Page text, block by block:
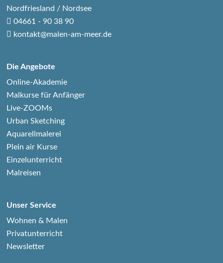
Nordfriesland / Nordsee
04661 - 90 38 90
kontakt@malen-am-meer.de
Die Angebote
Online-Akademie
Malkurse für Anfänger
Live-ZOOMs
Urban Sketching
Aquarellmalerei
Plein air Kurse
Einzelunterricht
Malreisen
Unser Service
Wohnen & Malen
Privatunterricht
Newsletter